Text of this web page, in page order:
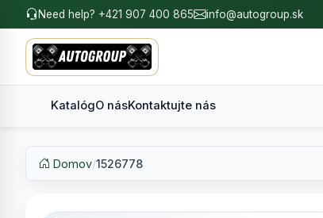
Need help? +421 907 400 865 info@autogroup.sk
KatalógO násKontaktujte nás
Domov/1526778